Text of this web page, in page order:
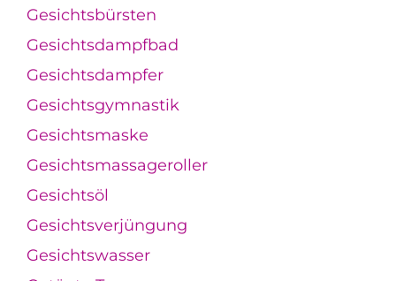
Gesichtsbürsten
Gesichtsdampfbad
Gesichtsdampfer
Gesichtsgymnastik
Gesichtsmaske
Gesichtsmassageroller
Gesichtsöl
Gesichtsverjüngung
Gesichtswasser